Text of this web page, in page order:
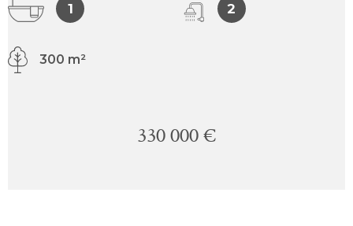
1 2
300 m²
330 000 €